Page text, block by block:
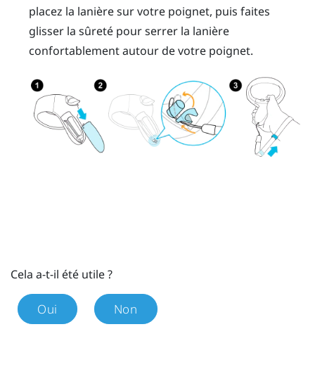
placez la lanière sur votre poignet, puis faites
glisser la sûreté pour serrer la lanière
confortablement autour de votre poignet.
Cela a-t-il été utile ?
Oui Non